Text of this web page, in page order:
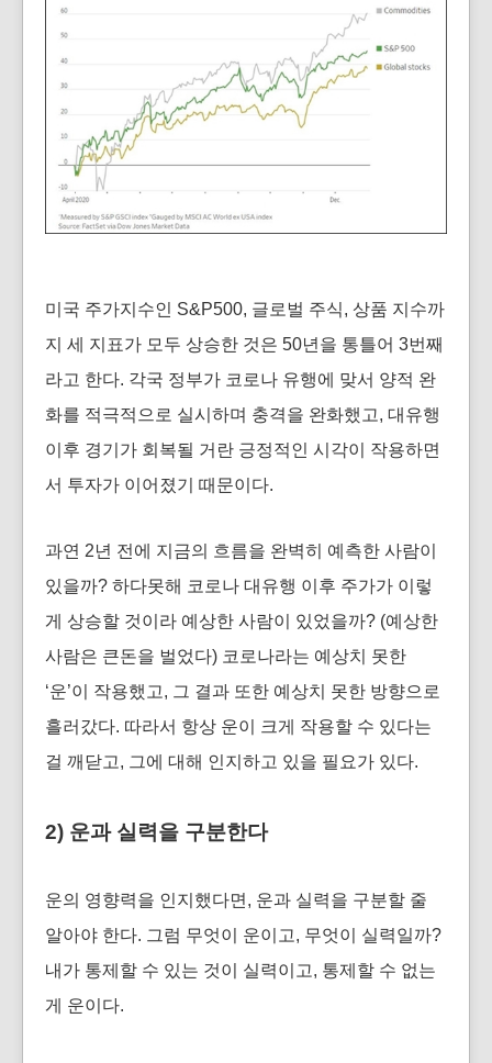
미국 주가지수인 S&P500, 글로벌 주식, 상품 지수까
지 세 지표가 모두 상승한 것은 50년을 통틀어 3번째
라고 한다. 각국 정부가 코로나 유행에 맞서 양적 완
화를 적극적으로 실시하며 충격을 완화했고, 대유행
이후 경기가 회복될 거란 긍정적인 시각이 작용하면
서 투자가 이어졌기 때문이다.
과연 2년 전에 지금의 흐름을 완벽히 예측한 사람이
있을까? 하다못해 코로나 대유행 이후 주가가 이렇
게 상승할 것이라 예상한 사람이 있었을까? (예상한
사람은 큰돈을 벌었다) 코로나라는 예상치 못한
‘운’이 작용했고, 그 결과 또한 예상치 못한 방향으로
흘러갔다. 따라서 항상 운이 크게 작용할 수 있다는
걸 깨닫고, 그에 대해 인지하고 있을 필요가 있다.
2) 운과 실력을 구분한다
운의 영향력을 인지했다면, 운과 실력을 구분할 줄
알아야 한다. 그럼 무엇이 운이고, 무엇이 실력일까?
내가 통제할 수 있는 것이 실력이고, 통제할 수 없는
게 운이다.